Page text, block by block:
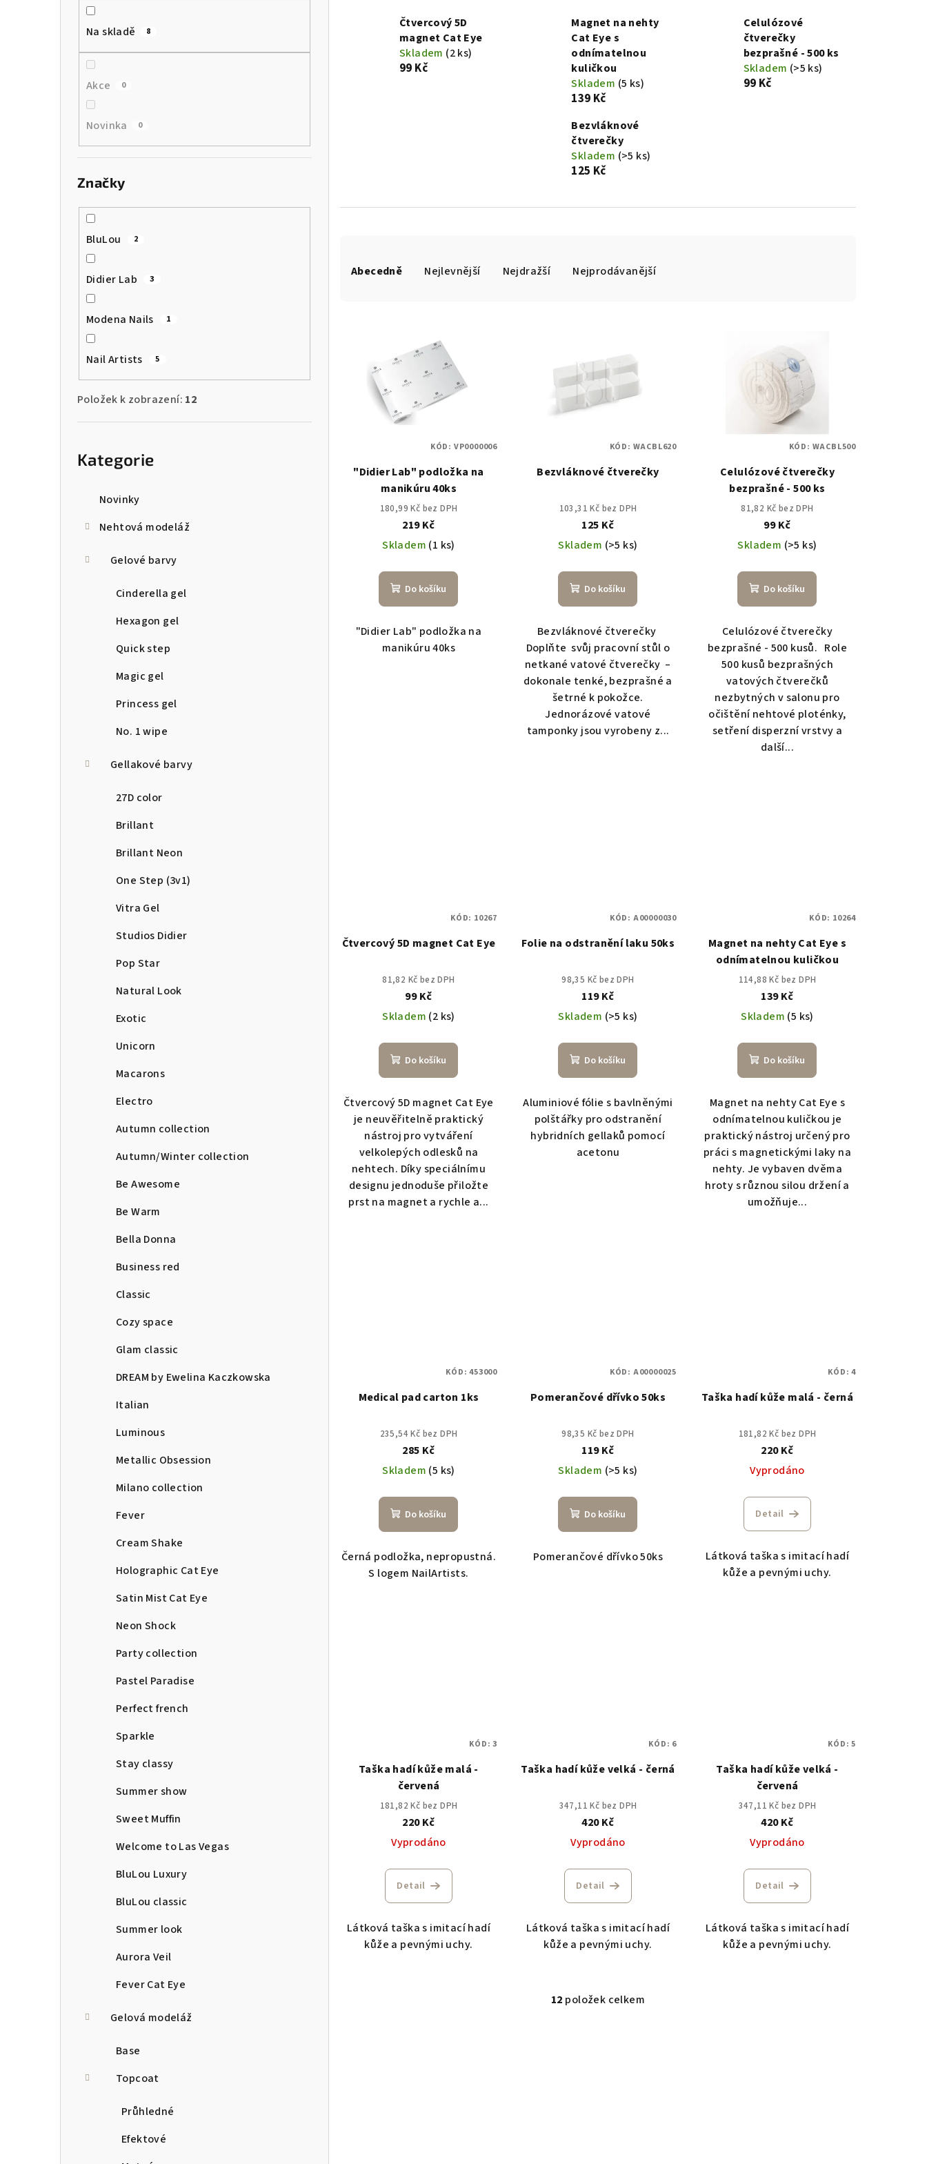
Na skladě 8
Akce 0
Novinka 0
Značky
BluLou 2
Didier Lab 3
Modena Nails 1
Nail Artists 5
Položek k zobrazení: 12
Kategorie
Novinky
Nehtová modeláž
Gelové barvy
Cinderella gel
Hexagon gel
Quick step
Magic gel
Princess gel
No. 1 wipe
Gellakové barvy
27D color
Brillant
Brillant Neon
One Step (3v1)
Vitra Gel
Studios Didier
Pop Star
Natural Look
Exotic
Unicorn
Macarons
Electro
Autumn collection
Autumn/Winter collection
Be Awesome
Be Warm
Bella Donna
Business red
Classic
Cozy space
Glam classic
DREAM by Ewelina Kaczkowska
Italian
Luminous
Metallic Obsession
Milano collection
Fever
Cream Shake
Holographic Cat Eye
Satin Mist Cat Eye
Neon Shock
Party collection
Pastel Paradise
Perfect french
Sparkle
Stay classy
Summer show
Sweet Muffin
Welcome to Las Vegas
BluLou Luxury
BluLou classic
Summer look
Aurora Veil
Fever Cat Eye
Gelová modeláž
Base
Topcoat
Průhledné
Efektové
Čtvercový 5D
magnet Cat Eye
Skladem (2 ks)
99 Kč
Magnet na nehty
Cat Eye s
odnímatelnou
kuličkou
Skladem (5 ks)
139 Kč
Celulózové
čtverečky
bezprašné - 500 ks
Skladem (>5 ks)
99 Kč
Bezvláknové
čtverečky
Skladem (>5 ks)
125 Kč
aAbecedně Nejlevnější Nejdražší Nejprodávanější
"Didier Lab" podložka na
manikúru 40ks
180,99 Kč bez DPH
219 Kč
Skladem (1 ks)
Do košíku
"Didier Lab" podložka na
manikúru 40ks
KÓD: VP0000006
Bezvláknové čtverečky
103,31 Kč bez DPH
125 Kč
Skladem (>5 ks)
Do košíku
Bezvláknové čtverečky
Doplňte svůj pracovní stůl o
netkané vatové čtverečky –
dokonale tenké, bezprašné a
šetrné k pokožce.
Jednorázové vatové
tamponky jsou vyrobeny z...
KÓD: WACBL620
Celulózové čtverečky
bezprašné - 500 ks
81,82 Kč bez DPH
99 Kč
Skladem (>5 ks)
Do košíku
Celulózové čtverečky
bezprašné - 500 kusů. Role
500 kusů bezprašných
vatových čtverečků
nezbytných v salonu pro
očištění nehtové ploténky,
setření disperzní vrstvy a
další...
KÓD: WACBL500
Čtvercový 5D magnet Cat Eye
81,82 Kč bez DPH
99 Kč
Skladem (2 ks)
Do košíku
Čtvercový 5D magnet Cat Eye
je neuvěřitelně praktický
nástroj pro vytváření
velkolepých odlesků na
nehtech. Díky speciálnímu
designu jednoduše přiložte
prst na magnet a rychle a...
KÓD: 10267
Folie na odstranění laku 50ks
98,35 Kč bez DPH
119 Kč
Skladem (>5 ks)
Do košíku
Aluminiové fólie s bavlněnými
polštářky pro odstranění
hybridních gellaků pomocí
acetonu
KÓD: A00000030
Magnet na nehty Cat Eye s
odnímatelnou kuličkou
114,88 Kč bez DPH
139 Kč
Skladem (5 ks)
Do košíku
Magnet na nehty Cat Eye s
odnímatelnou kuličkou je
praktický nástroj určený pro
práci s magnetickými laky na
nehty. Je vybaven dvěma
hroty s různou silou držení a
umožňuje...
KÓD: 10264
Medical pad carton 1ks
235,54 Kč bez DPH
285 Kč
Skladem (5 ks)
Do košíku
Černá podložka, nepropustná.
S logem NailArtists.
KÓD:453000
Pomerančové dřívko 50ks
98,35 Kč bez DPH
119 Kč
Skladem (>5 ks)
Do košíku
Pomerančové dřívko 50ks
KÓD: A00000025
Taška hadí kůže malá - černá
181,82 Kč bez DPH
220 Kč
Vyprodáno
Detail
Látková taška s imitací hadí
kůže a pevnými uchy.
KÓD:4
Taška hadí kůže malá -
červená
181,82 Kč bez DPH
220 Kč
Vyprodáno
Detail
Látková taška s imitací hadí
kůže a pevnými uchy.
KÓD:3
Taška hadí kůže velká - černá
347,11 Kč bez DPH
420 Kč
Vyprodáno
Detail
Látková taška s imitací hadí
kůže a pevnými uchy.
KÓD: 6
Taška hadí kůže velká -
červená
347,11 Kč bez DPH
420 Kč
Vyprodáno
Detail
Látková taška s imitací hadí
kůže a pevnými uchy.
KÓD:5
O
12 položek celkem